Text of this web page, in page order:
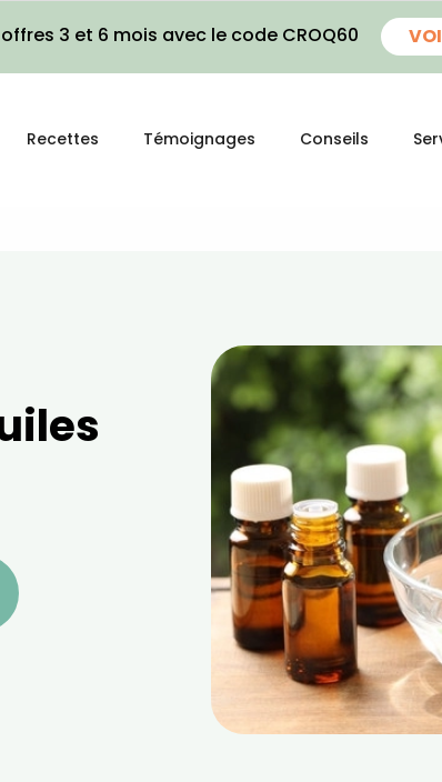
offres 3 et 6 mois avec le code CROQ60
Recettes Témoignages Conseils